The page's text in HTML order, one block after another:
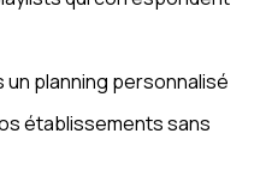
planning personnalisé
établissements sans